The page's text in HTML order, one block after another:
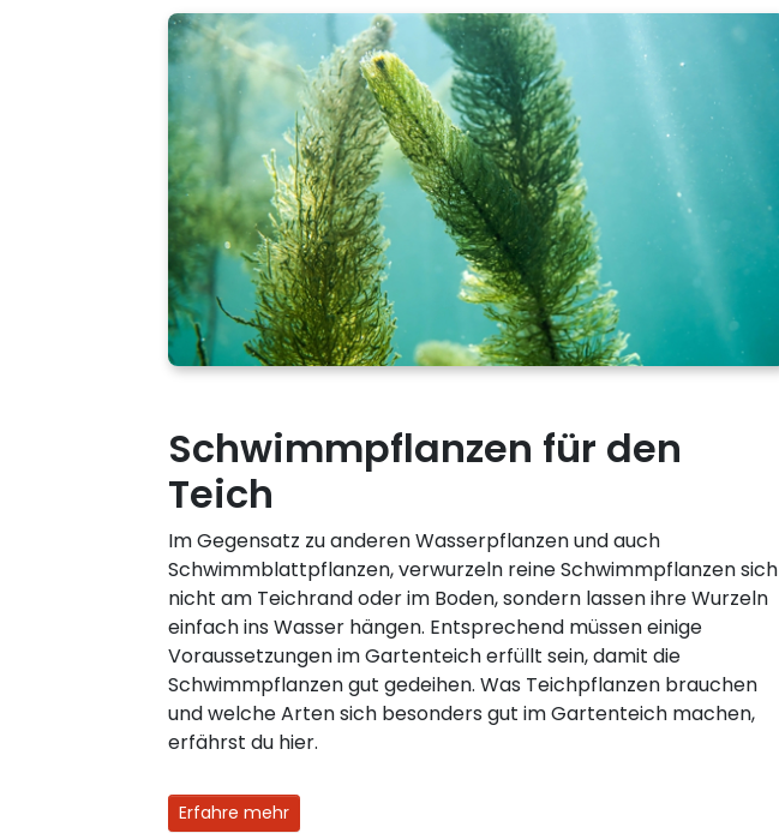
Schwimmpflanzen für den
Teich
Im Gegensatz zu anderen Wasserpflanzen und auch
Schwimmblattpflanzen, verwurzeln reine Schwimmpflanzen sich
nicht am Teichrand oder im Boden, sondern lassen ihre Wurzeln
einfach ins Wasser hängen. Entsprechend müssen einige
Voraussetzungen im Gartenteich erfüllt sein, damit die
Schwimmpflanzen gut gedeihen. Was Teichpflanzen brauchen
und welche Arten sich besonders gut im Gartenteich machen,
erfährst du hier.
Erfahre mehr